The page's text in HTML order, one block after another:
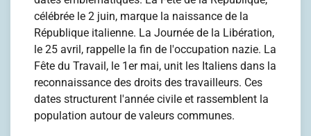
célébrée le 2 juin, marque la naissance de la
République italienne. La Journée de la Libération,
le 25 avril, rappelle la fin de l'occupation nazie. La
Fête du Travail, le 1er mai, unit les Italiens dans la
reconnaissance des droits des travailleurs. Ces
dates structurent l'année civile et rassemblent la
population autour de valeurs communes.